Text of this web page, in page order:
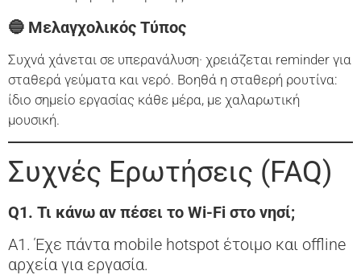
🔵 Μελαγχολικός Τύπος
Συχνά χάνεται σε υπερανάλυση· χρειάζεται reminder για
σταθερά γεύματα και νερό. Βοηθά η σταθερή ρουτίνα:
ίδιο σημείο εργασίας κάθε μέρα, με χαλαρωτική
μουσική.
Συχνές Ερωτήσεις (FAQ)
Q1. Τι κάνω αν πέσει το Wi-Fi στο νησί;
A1. Έχε πάντα mobile hotspot έτοιμο και offline
αρχεία για εργασία.